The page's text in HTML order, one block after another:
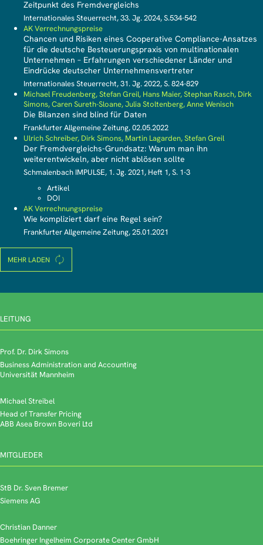
Zeitpunkt des Fremdvergleichs
Internationales Steuerrecht, 33. Jg. 2024, S.534-542
AK Verrechnungspreise
Chancen und Risiken eines Cooperative Compliance-Ansatzes
für die deutsche Besteuerungspraxis von multinationalen
Unternehmen – Erfahrungen verschiedener Länder und
Eindrücke deutscher Unternehmensvertreter
Internationales Steuerrecht, 31. Jg. 2022, S. 824-829
Michael Freudenberg, Stefan Greil, Hans Maier, Stephan Rasch, Dirk
Simons, Caren Sureth-Sloane, Julia Stoltenberg, Anne Wenisch
Die Bilanzen sind blind für Daten
Frankfurter Allgemeine Zeitung, 02.05.2022
Ulrich Schreiber, Dirk Simons, Martin Lagarden, Stefan Greil
Der Fremdvergleichs-Grundsatz: Warum man ihn
weiterentwickeln, aber nicht ablösen sollte
Schmalenbach IMPULSE, 1. Jg. 2021, Heft 1, S. 1-3
Artikel
DOI
AK Verrechnungspreise
Wie kompliziert darf eine Regel sein?
Frankfurter Allgemeine Zeitung, 25.01.2021
MEHR LADEN
LEITUNG
Prof. Dr. Dirk Simons
Business Administration and Accounting
Universität Mannheim
Michael Streibel
Head of Transfer Pricing
ABB Asea Brown Boveri Ltd
MITGLIEDER
StB Dr. Sven Bremer
Siemens AG
Christian Danner
Boehringer Ingelheim Corporate Center GmbH